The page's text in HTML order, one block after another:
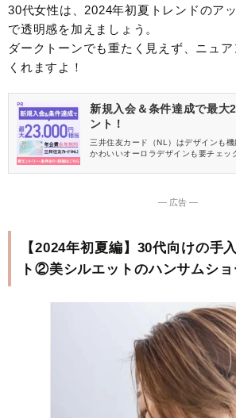
30代女性は、2024年初夏トレンドのア
で透明感を加えましょう。
ダークトーンでも重たく見えず、ニュ
くれますよ！
新規入会＆条件達成で最大
ント！
三井住友カード（NL）はデザインも
かわいいオーロラデザインも要チェッ
― 広告 ―
【2024年初夏編】30代向けの手
ト②美シルエットのハンサムショ